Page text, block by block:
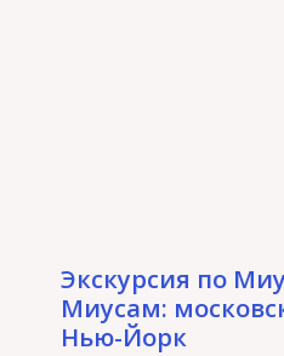
Экскурсия по
Миусам:
Нью-Йорк